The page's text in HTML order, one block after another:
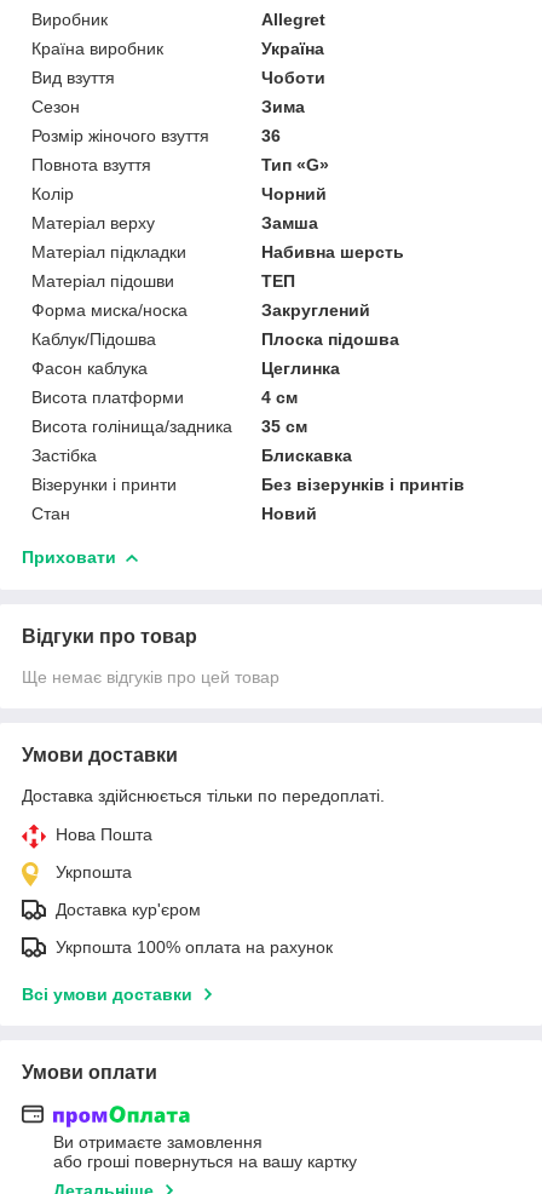
Виробник
Allegret
Країна виробник
Україна
Вид взуття
Чоботи
Сезон
Зима
Розмір жіночого взуття
36
Повнота взуття
Тип «G»
Колір
Чорний
Матеріал верху
Замша
Матеріал підкладки
Набивна шерсть
Матеріал підошви
ТЕП
Форма миска/носка
Закруглений
Каблук/Підошва
Плоска підошва
Фасон каблука
Цеглинка
Висота платформи
4 см
Висота голінища/задника
35 см
Застібка
Блискавка
Візерунки і принти
Без візерунків і принтів
Стан
Новий
Приховати
Відгуки про товар
Ще немає відгуків про цей товар
Умови доставки
Доставка здійснюється тільки по передоплаті.
Нова Пошта
Укрпошта
Доставка кур'єром
Укрпошта 100% оплата на рахунок
Всі умови доставки
Умови оплати
Ви отримаєте замовлення
або гроші повернуться на вашу картку